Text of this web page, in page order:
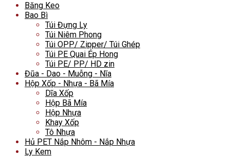
Băng Keo
Bao Bì
Túi Đựng Ly
Túi Niêm Phong
Túi OPP/ Zipper/ Túi Ghép
Túi PE Quai Ép Hong
Túi PE/ PP/ HD zin
Đũa - Dao - Muỗng - Nĩa
Hộp Xốp - Nhựa - Bã Mía
Dĩa Xốp
Hộp Bã Mía
Hộp Nhựa
Khay Xốp
Tô Nhựa
Hủ PET Nắp Nhôm - Nắp Nhựa
Ly Kem